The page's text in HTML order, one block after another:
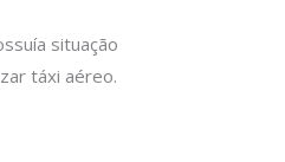
situação
táxi aéreo.